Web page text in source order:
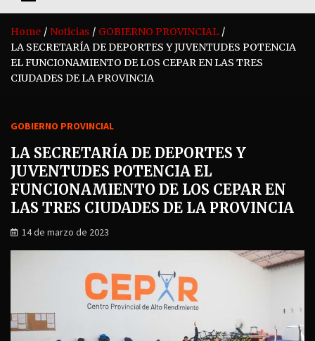
Home Noticias
GOBIERNO PROVINCIAL
LA SECRETARÍA DE DEPORTES Y JUVENTUDES POTENCIA
EL FUNCIONAMIENTO DE LOS CEPAR EN LAS TRES
CIUDADES DE LA PROVINCIA
GOBIERNO PROVINCIAL
LA SECRETARÍA DE DEPORTES Y
JUVENTUDES POTENCIA EL
FUNCIONAMIENTO DE LOS CEPAR EN
LAS TRES CIUDADES DE LA PROVINCIA
14 de marzo de 2023